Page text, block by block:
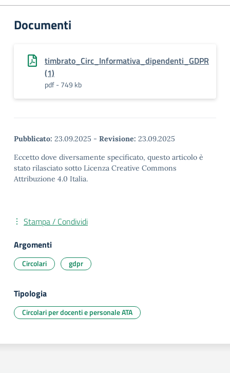
Documenti
timbrato_Circ_Informativa_dipendenti_GDPR
(1)
pdf - 749 kb
Pubblicato: 23.09.2025 - Revisione: 23.09.2025
Eccetto dove diversamente specificato, questo articolo è
stato rilasciato sotto Licenza Creative Commons
Attribuzione 4.0 Italia.
Stampa / Condividi
Argomenti
Circolari gdpr
Tipologia
Circolari per docenti e personale ATA